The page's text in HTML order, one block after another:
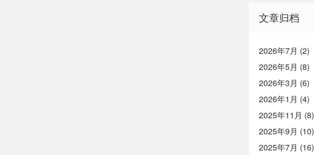
文章归档
2026年7月 (2)
2026年5月 (8)
2026年3月 (6)
2026年1月 (4)
2025年11月 (8)
2025年9月 (10)
2025年7月 (16)